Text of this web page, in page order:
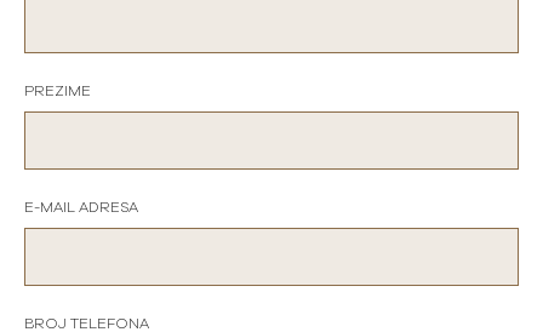
PREZIME
E-MAIL ADRESA
BROJ TELEFONA